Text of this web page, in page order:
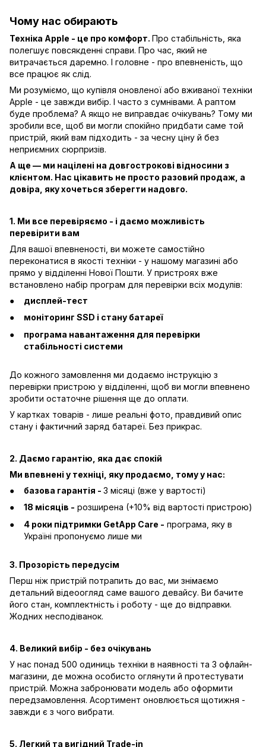
Чому нас обирають
Техніка Apple - це про комфорт. Про стабільність, яка
полегшує повсякденні справи. Про час, який не
витрачається даремно. І головне - про впевненість, що
все працює як слід.
Ми розуміємо, що купівля оновленої або вживаної техніки
Apple - це завжди вибір. І часто з сумнівами. А раптом
буде проблема? А якщо не виправдає очікувань? Тому ми
зробили все, щоб ви могли спокійно придбати саме той
пристрій, який вам підходить - за чесну ціну й без
неприємних сюрпризів.
А ще — ми націлені на довгострокові відносини з
клієнтом. Нас цікавить не просто разовий продаж, а
довіра, яку хочеться зберегти надовго.
1. Ми все перевіряємо - і даємо можливість
перевірити вам
Для вашої впевненості, ви можете самостійно
переконатися в якості техніки - у нашому магазині або
прямо у відділенні Нової Пошти. У пристроях вже
встановлено набір програм для перевірки всіх модулів:
дисплей-тест
моніторинг SSD і стану батареї
програма навантаження для перевірки
стабільності системи
До кожного замовлення ми додаємо інструкцію з
перевірки пристрою у відділенні, щоб ви могли впевнено
зробити остаточне рішення ще до оплати.
У картках товарів - лише реальні фото, правдивий опис
стану і фактичний заряд батареї. Без прикрас.
2. Даємо гарантію, яка дає спокій
Ми впевнені у техніці, яку продаємо, тому у нас:
базова гарантія - 3 місяці (вже у вартості)
18 місяців - розширена (+10% від вартості пристрою)
4 роки підтримки GetApp Care - програма, яку в
Україні пропонуємо лише ми
3. Прозорість передусім
Перш ніж пристрій потрапить до вас, ми знімаємо
детальний відеоогляд саме вашого девайсу. Ви бачите
його стан, комплектність і роботу - ще до відправки.
Жодних несподіванок.
4. Великий вибір - без очікувань
У нас понад 500 одиниць техніки в наявності та 3 офлайн-
магазини, де можна особисто оглянути й протестувати
пристрій. Можна забронювати модель або оформити
передзамовлення. Асортимент оновлюється щотижня -
завжди є з чого вибрати.
5. Легкий та вигідний Trade-in